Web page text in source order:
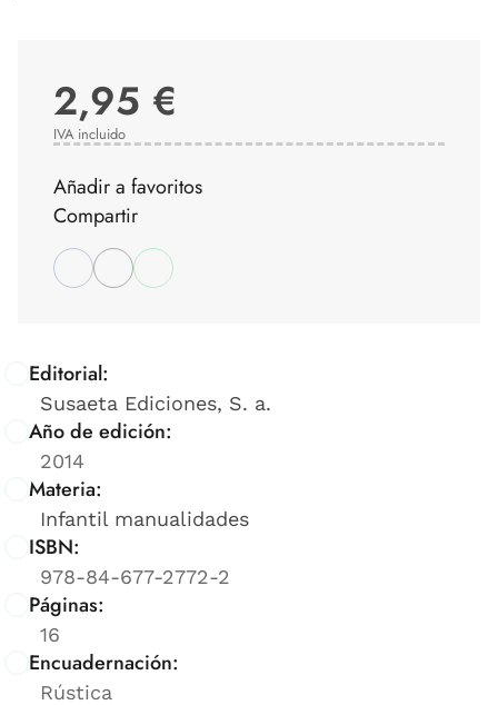
Editorial:
Susaeta Ediciones, S. a.
Año de edición:
2014
Materia:
Infantil manualidades
ISBN:
978-84-677-2772-2
Páginas:
16
Encuadernación:
Rústica
2,95 €
IVA incluido
Añadir a favoritos
Compartir